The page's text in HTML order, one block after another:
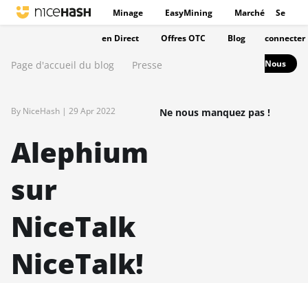
Minage EasyMining Marché
en Direct Offres OTC Blog
Se
connecter
Nous
Page d'accueil du blog Presse
By NiceHash | 29 Apr 2022
Alephium
sur
NiceTalk
NiceTalk!
Ne nous manquez pas !